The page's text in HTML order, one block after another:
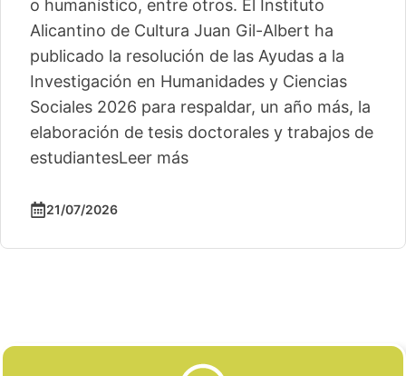
o humanístico, entre otros. El Instituto
Alicantino de Cultura Juan Gil-Albert ha
publicado la resolución de las Ayudas a la
Investigación en Humanidades y Ciencias
Sociales 2026 para respaldar, un año más, la
elaboración de tesis doctorales y trabajos de
estudiantesLeer más
21/07/2026